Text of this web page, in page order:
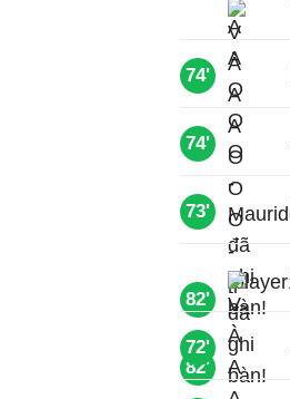
82'
82'
74'
74'
73'
72'